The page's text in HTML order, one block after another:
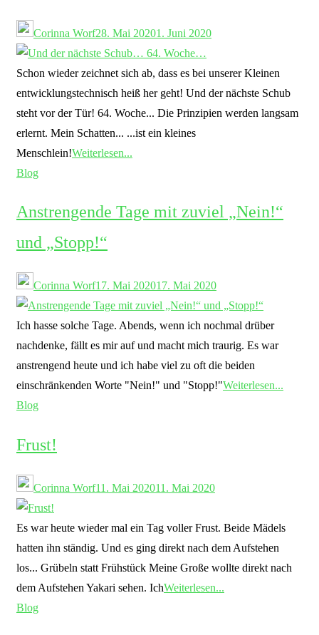
Corinna Worf28. Mai 20201. Juni 2020
Schon wieder zeichnet sich ab, dass es bei unserer Kleinen
entwicklungstechnisch heiß her geht! Und der nächste Schub
steht vor der Tür! 64. Woche... Die Prinzipien werden langsam
erlernt. Mein Schatten... ...ist ein kleines
Menschlein!Weiterlesen...
Blog
Anstrengende Tage mit zuviel „Nein!“
und „Stopp!“
Corinna Worf17. Mai 202017. Mai 2020
Ich hasse solche Tage. Abends, wenn ich nochmal drüber
nachdenke, fällt es mir auf und macht mich traurig. Es war
anstrengend heute und ich habe viel zu oft die beiden
einschränkenden Worte "Nein!" und "Stopp!"Weiterlesen...
Blog
Frust!
Corinna Worf11. Mai 202011. Mai 2020
Es war heute wieder mal ein Tag voller Frust. Beide Mädels
hatten ihn ständig. Und es ging direkt nach dem Aufstehen
los... Grübeln statt Frühstück Meine Große wollte direkt nach
dem Aufstehen Yakari sehen. IchWeiterlesen...
Blog